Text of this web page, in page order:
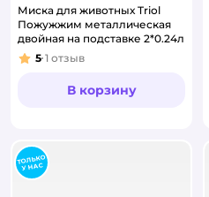
Миска для животных Triol
Пожужжим металлическая
двойная на подставке 2*0.24л
Рейтинг:
5 1 отзыв
В корзину